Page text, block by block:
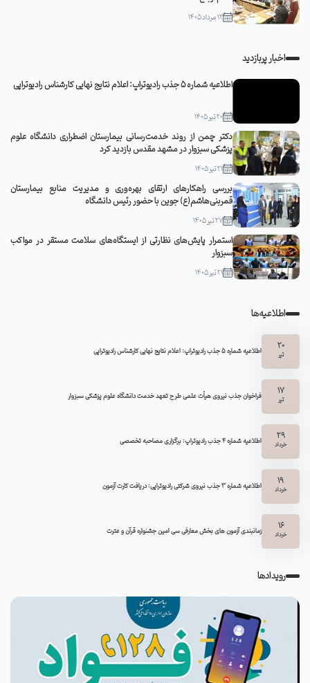
12 مرداد 1405
اخبار پربازدید
اطلاعیه شماره 5 جذب رادیوتراپ: اعلام نتایج نهایی کارشناس رادیوتراپی
20 تیر 1405
دکتر چمن از روند خدمت‌رسانی بیمارستان اضطراری دانشگاه علوم
پزشکی سبزوار در مشهد مقدس بازدید کرد
21 تیر 1405
بررسی راهکارهای ارتقای بهره‌وری و مدیریت منابع بیمارستان
قمربنی‌هاشم(ع) جوین با حضور رئیس دانشگاه
27 تیر 1405
استمرار پایش‌های نظارتی از ایستگاه‌های سلامت مستقر در مواکب
سبزوار
21 تیر 1405
اطلاعیه‌ها
20
تیر اطلاعیه شماره 5 جذب رادیوتراپ: اعلام نتایج نهایی کارشناس رادیوتراپی
17
تیر فراخوان جذب نیروی هیأت علمی طرح تعهد خدمت دانشگاه علوم پزشکی سبزوار
29
خرداد اطلاعیه شماره ۴ جذب رادیوتراپ: برگزاری مصاحبه تخصصی
19
خرداد اطلاعیه شماره 3 جذب نیروی شرکتی رادیوتراپی: دریافت کارت آزمون
16
خرداد زمانبندی آزمون های بخش معارفی سی امین جشنواره قرآن و عترت
رویدادها